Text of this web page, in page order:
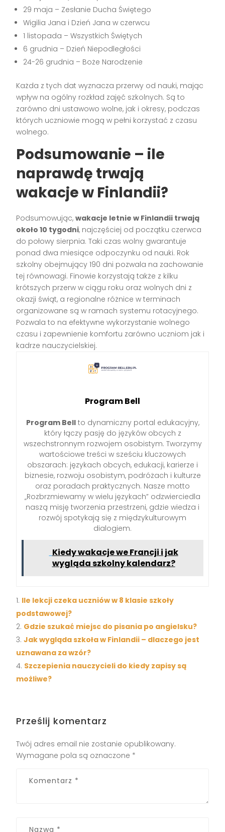
29 maja – Zesłanie Ducha Świętego
Wigilia Jana i Dzień Jana w czerwcu
1 listopada – Wszystkich Świętych
6 grudnia – Dzień Niepodległości
24-26 grudnia – Boże Narodzenie
Każda z tych dat wyznacza przerwy od nauki, mając
wpływ na ogólny rozkład zajęć szkolnych. Są to
zarówno dni ustawowo wolne, jak i okresy, podczas
których uczniowie mogą w pełni korzystać z czasu
wolnego.
Podsumowanie – ile
naprawdę trwają
wakacje w Finlandii?
Podsumowując,wakacje letnie w Finlandii trwają
około 10 tygodni, najczęściej od początku czerwca
do połowy sierpnia. Taki czas wolny gwarantuje
ponad dwa miesiące odpoczynku od nauki. Rok
szkolny obejmujący 190 dni pozwala na zachowanie
tej równowagi. Finowie korzystają także z kilku
krótszych przerw w ciągu roku oraz wolnych dni z
okazji świąt, a regionalne różnice w terminach
organizowane są w ramach systemu rotacyjnego.
Pozwala to na efektywne wykorzystanie wolnego
czasu i zapewnienie komfortu zarówno uczniom jak i
kadrze nauczycielskiej.
Program Bell
Program Bellto dynamiczny portal edukacyjny,
który łączy pasję do języków obcych z
wszechstronnym rozwojem osobistym. Tworzymy
wartościowe treści w sześciu kluczowych
obszarach: językach obcych, edukacji, karierze i
biznesie, rozwoju osobistym, podróżach i kulturze
oraz poradach praktycznych. Nasze motto
„Rozbrzmiewamy w wielu językach” odzwierciedla
naszą misję tworzenia przestrzeni, gdzie wiedza i
rozwój spotykają się z międzykulturowym
dialogiem.
Kiedy wakacje we Francji i jak
wygląda szkolny kalendarz?
Ile lekcji czeka uczniów w 8 klasie szkoły
podstawowej?
Gdzie szukać miejsc do pisania po angielsku?
Jak wygląda szkoła w Finlandii – dlaczego jest
uznawana za wzór?
Szczepienia nauczycieli do kiedy zapisy są
możliwe?
Prześlij komentarz
Twój adres email nie zostanie opublikowany.
Wymagane pola są oznaczone *